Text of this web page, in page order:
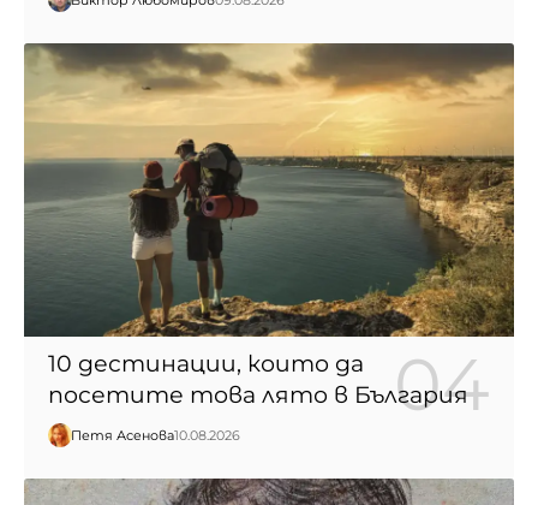
10 дестинации, които да
посетите това лято в България
Петя Асенова10.08.2026